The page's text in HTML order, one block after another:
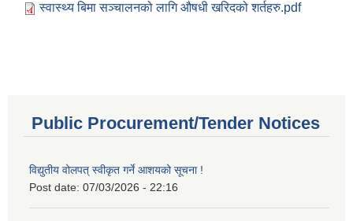
स्वास्थ्य बिमा सञ्‍चालनको लागि औषधी खरिदको शर्तहरु.pdf
Public Procurement/Tender Notices
विद्युतीय वोलपत् स्वीकृत गर्ने आशयको सूचना !
Post date: 07/03/2026 - 22:16